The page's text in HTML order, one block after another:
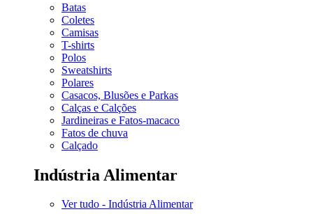
Batas
Coletes
Camisas
T-shirts
Polos
Sweatshirts
Polares
Casacos, Blusões e Parkas
Calças e Calções
Jardineiras e Fatos-macaco
Fatos de chuva
Calçado
Indústria Alimentar
Ver tudo - Indústria Alimentar